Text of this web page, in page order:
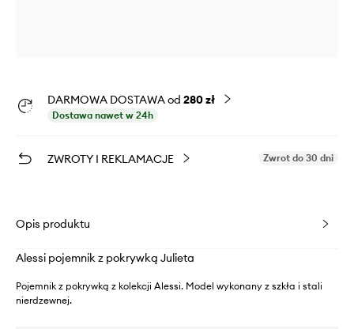
DARMOWA DOSTAWA od 280 zł
Dostawa nawet w 24h
ZWROTY I REKLAMACJE Zwrot do 30 dni
Opis produktu
Alessi pojemnik z pokrywką Julieta
Pojemnik z pokrywką z kolekcji Alessi. Model wykonany z szkła i stali
nierdzewnej.